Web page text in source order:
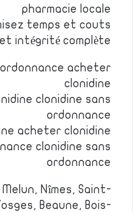
pharmacie locale
temps et couts
intégrité complète
acheter
clonidine
clonidine sans
ordonnance
acheter clonidine
clonidine sans
ordonnance
Nîmes, Saint-
Beaune, Bois-